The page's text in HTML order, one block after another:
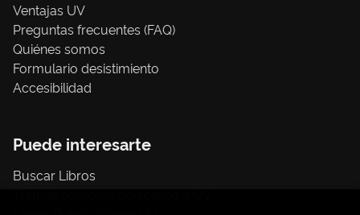
Ventajas UV
Preguntas frecuentes (FAQ)
Quiénes somos
Formulario desistimiento
Accesibilidad
Puede interesarte
Buscar Libros